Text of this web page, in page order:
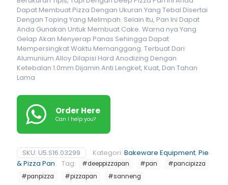
Dapat Membuat Pizza Dengan Ukuran Yang Tebal Disertai
Dengan Toping Yang Melimpah. Selain Itu, Pan Ini Dapat
Anda Gunakan Untuk Membuat Cake. Warna nya Yang
Gelap Akan Menyerap Panas Sehingga Dapat
Mempersingkat Waktu Memanggang. Terbuat Dari
Alumunium Alloy Dilapisi Hard Anodizing Dengan
Ketebalan 1.0mm Dijamin Anti Lengket, Kuat, Dan Tahan
Lama
Order Here
Can I help you?
SKU: U5.S16.03299 Kategori: Bakeware Equipment, Pie
& Pizza Pan
Tag: #deeppizzapan #pan
#pancipizza
#panpizza
#pizzapan #sanneng